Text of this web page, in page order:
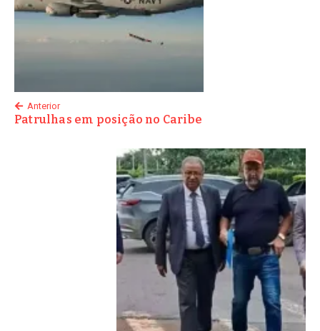
Anterior
Patrulhas em posição no Caribe